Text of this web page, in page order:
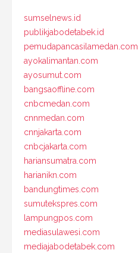
sumselnews.id
publikjabodetabek.id
pemudapancasilamedan.com
ayokalimantan.com
ayosumut.com
bangsaoffline.com
cnbcmedan.com
cnnmedan.com
cnnjakarta.com
cnbcjakarta.com
hariansumatra.com
harianikn.com
bandungtimes.com
sumutekspres.com
lampungpos.com
mediasulawesi.com
mediajabodetabek.com